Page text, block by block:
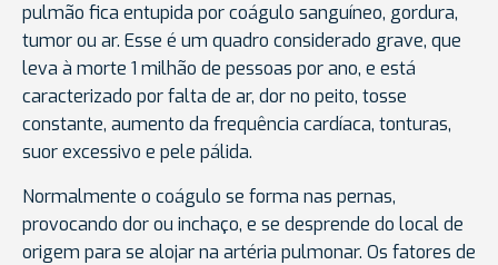
pulmão fica entupida por coágulo sanguíneo, gordura,
tumor ou ar. Esse é um quadro considerado grave, que
leva à morte 1 milhão de pessoas por ano, e está
caracterizado por falta de ar, dor no peito, tosse
constante, aumento da frequência cardíaca, tonturas,
suor excessivo e pele pálida.
Normalmente o coágulo se forma nas pernas,
provocando dor ou inchaço, e se desprende do local de
origem para se alojar na artéria pulmonar. Os fatores de